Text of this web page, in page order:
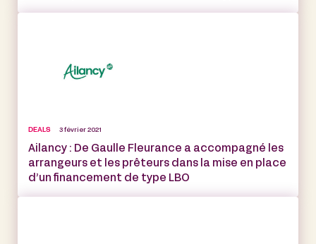
DEALS 3 février 2021
Ailancy : De Gaulle Fleurance a accompagné les
arrangeurs et les prêteurs dans la mise en place
d’un financement de type LBO